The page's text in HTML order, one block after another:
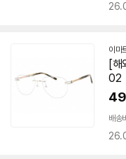
이마
[해
02
배송